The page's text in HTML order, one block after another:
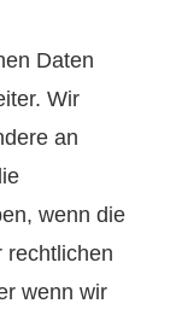
Daten
Wir
an
wenn die
rechtlichen
wenn wir